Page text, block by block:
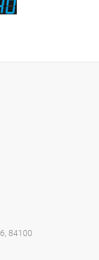
84100